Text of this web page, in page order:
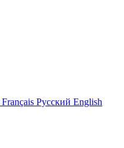
Français Русский English